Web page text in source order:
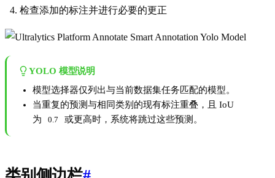
检查添加的标注并进行必要的更正
YOLO 模型说明
模型选择器仅列出与当前数据集任务匹配的模型。
当重复的预测与相同类别的现有标注重叠，且 IoU
为
0.7 或更高时，系统将跳过这些预测。